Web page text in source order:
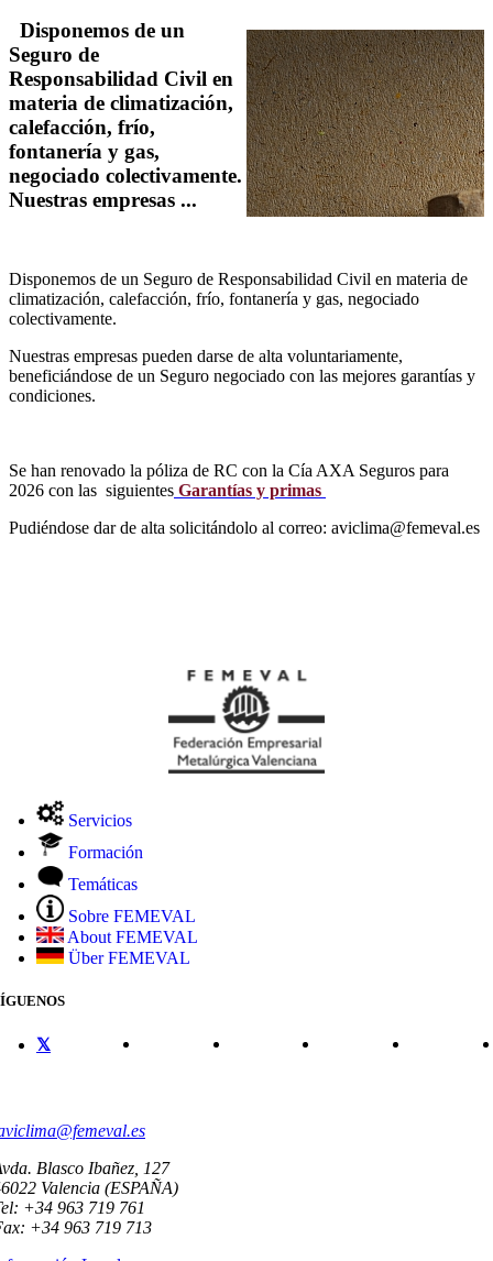
Disponemos de un
Seguro de
Responsabilidad Civil en
materia de climatización,
calefacción, frío,
fontanería y gas,
negociado colectivamente.
Nuestras empresas ...
Disponemos de un Seguro de Responsabilidad Civil en materia de
climatización, calefacción, frío, fontanería y gas, negociado
colectivamente.
Nuestras empresas pueden darse de alta voluntariamente,
beneficiándose de un Seguro negociado con las mejores garantías y
condiciones.
Se han renovado la póliza de RC con la Cía AXA Seguros para
2026 con las siguientes Garantías y primas
Pudiéndose dar de alta solicitándolo al correo: aviclima@femeval.es
Servicios
Formación
Temáticas
Sobre FEMEVAL
About FEMEVAL
Über FEMEVAL
Blasco Ibañez, 127
Valencia (ESPAÑA)
+34 963 719 761
+34 963 719 713